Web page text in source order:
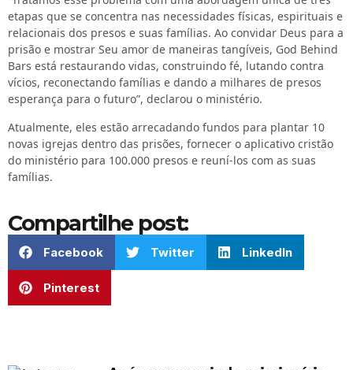
etapas que se concentra nas necessidades físicas, espirituais e
relacionais dos presos e suas famílias. Ao convidar Deus para a
prisão e mostrar Seu amor de maneiras tangíveis, God Behind
Bars está restaurando vidas, construindo fé, lutando contra
vícios, reconectando famílias e dando a milhares de presos
esperança para o futuro”, declarou o ministério.
Atualmente, eles estão arrecadando fundos para plantar 10
novas igrejas dentro das prisões, fornecer o aplicativo cristão
do ministério para 100.000 presos e reuní-los com as suas
famílias.
Compartilhe post:
Facebook Twitter LinkedIn
Pinterest